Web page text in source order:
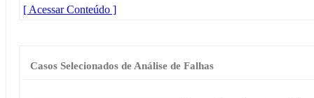
[ Acessar Conteúdo ]
Casos Selecionados de Análise de Falhas